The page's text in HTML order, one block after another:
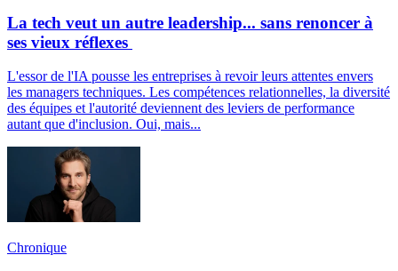
La tech veut un autre leadership... sans renoncer à
ses vieux réflexes
L'essor de l'IA pousse les entreprises à revoir leurs attentes envers
les managers techniques. Les compétences relationnelles, la diversité
des équipes et l'autorité deviennent des leviers de performance
autant que d'inclusion. Oui, mais...
Chronique